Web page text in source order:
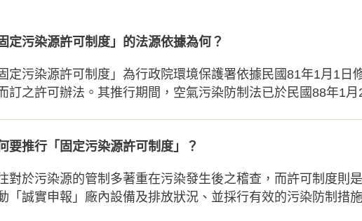
固定污染源許可制度」的法源依據為何？
固定污染源許可制度」為行政院環境保護署依據民國81年1月1
訂之許可辦法。其推行期間，空氣污染防制法已於民國88年1月
要推行「固定污染源許可制度」？
對於污染源的管制多著重在污染發生後之稽查，而許可制度則
「誠實申報」廠內設備及排放狀況、並採行有效的污染防制措